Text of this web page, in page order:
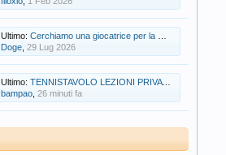
Ultimo: Cerchiamo una giocatrice per la Serie C Femminile
Doge 29 Lug 2026
Ultimo: TENNISTAVOLO LEZIONI PRIVATE
bampao 26 minuti fa